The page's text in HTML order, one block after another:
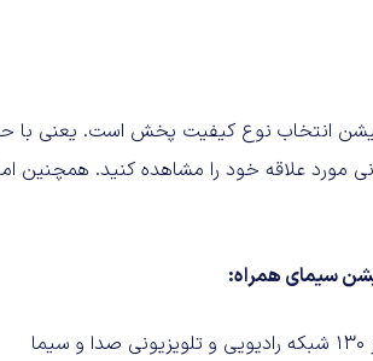
انتخاب نوع کیفیت پخش است. یعنی با
مورد علاقه خود را مشاهده کنید.
سیمای همراه: